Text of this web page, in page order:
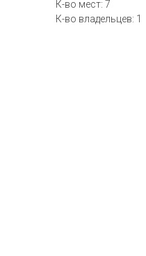
К-во мест: 7
К-во владельцев: 1